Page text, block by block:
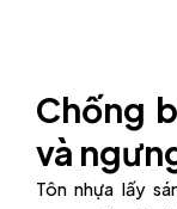
Chống
và
Tôn nhựa lấy